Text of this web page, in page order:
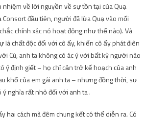
nhiệm về lời nguyền về sự tồn tại của Quạ
Consort đầu tiên, người đã lừa Quạ vào mối
chính xác nó hoạt động như thế nào). Và
chất độc đối với cô ấy, khiến cô ấy phát điên
Cú, anh ta không có ác ý với bất kỳ người nào
ý định giết – họ chỉ cản trở kế hoạch của anh
khổ của em gái anh ta – nhưng đồng thời, sự
nghĩa rất nhỏ đối với anh ta .
hai cách mà đêm chung kết có thể diễn ra. Có